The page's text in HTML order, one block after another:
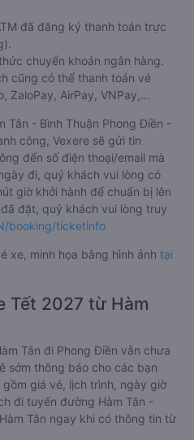
đã đăng ký thanh toán trực
chuyển khoản ngân hàng.
cũng có thể thanh toán vé
ZaloPay, AirPay, VNPay,…
Tân - Bình Thuận Phong Điền -
công, Vexere sẽ gửi tin
đến số điện thoại/email mà
đi, quý khách vui lòng có
giờ khởi hành để chuẩn bị lên
đặt, quý khách vui lòng truy
booking/ticketinfo
xe, minh họa bằng hình ảnh tại
Tết 2027 từ Hàm
Tân đi Phong Điền vẫn chưa
sớm thông báo cho các bạn
giá vé, lịch trình, ngày giờ
đi tuyến đường Hàm Tân -
Tân ngay khi có thông tin từ